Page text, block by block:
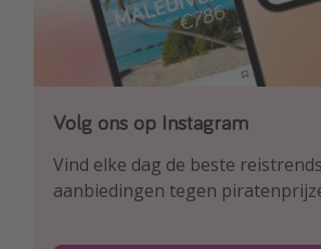
Volg ons op Instagram
Vind elke dag de beste
aanbiedingen tegen
Volg ons op Facebook
Ontdek onze dagelijkse reis- en
vluchtaanbiedingen tegen
Volg ons op TikTok
Voor de heetste deals en beste